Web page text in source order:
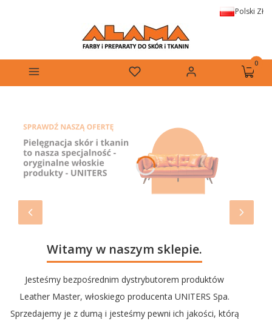
Polski Zł
Menu Ulubione Zaloguj się Koszyk
Witamy w naszym sklepie.
Jesteśmy bezpośrednim dystrybutorem produktów
Leather Master, włoskiego producenta UNITERS Spa.
Sprzedajemy je z dumą i jesteśmy pewni ich jakości, którą